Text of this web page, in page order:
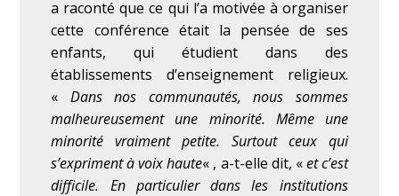
a raconté que ce qui l’a motivée à organiser
cette conférence était la pensée de ses
enfants, qui étudient dans des
établissements d’enseignement religieux.
« Dans nos communautés, nous sommes
malheureusement une minorité. Même une
minorité vraiment petite. Surtout ceux qui
s’expriment à voix haute« , a-t-elle dit, «et c’est
difficile. En particulier dans les institutions